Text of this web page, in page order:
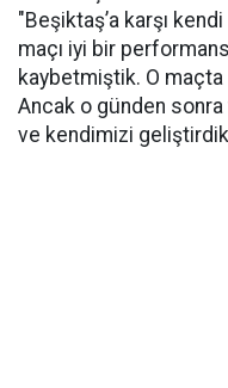
"Beşiktaş’a karşı kendi
maçı iyi bir
kaybetmiştik. O maçta
Ancak o günden
ve kendimizi